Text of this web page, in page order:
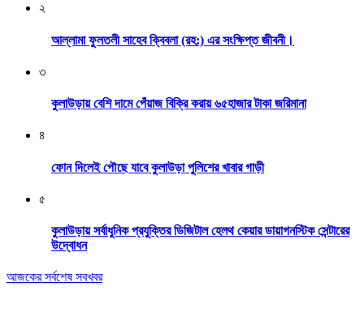
২
আল্লামা ফুলতলী সাহেব ক্বিবলা (রহ:) এর সংক্ষিপ্ত জীবনী।
৩
কুলাউড়ায় বেশি দামে পেঁয়াজ বিক্রি করায় ৬৫হাজার টাকা জরিমানা
৪
ফোন দিলেই পৌছে যাবে কুলাউড়া পুলিশের খাবার গাড়ী
৫
কুলাউড়ায় সর্বাধুনিক প্রযুক্তির ডিজিটাল হেলথ কেয়ার ডায়াগনস্টিক সেন্টারের
উদ্বোধন
আজকের সর্বশেষ সবখবর